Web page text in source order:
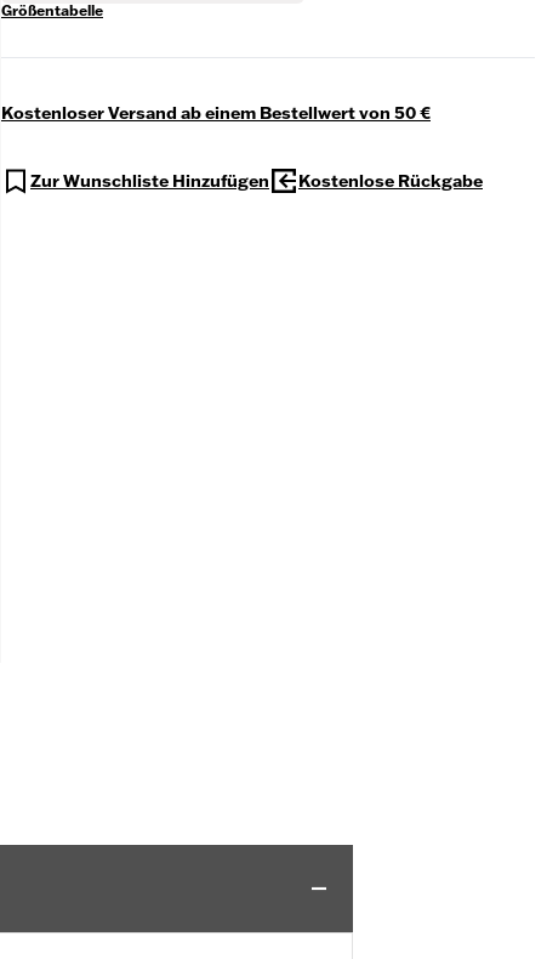
Größentabelle
Kostenloser Versand ab einem Bestellwert von 50 €
Zur Wunschliste Hinzufügen Kostenlose Rückgabe